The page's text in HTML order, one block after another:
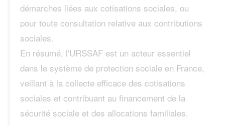
démarches liées aux cotisations sociales, ou
pour toute consultation relative aux contributions
sociales.
En résumé, l'URSSAF est un acteur essentiel
dans le système de protection sociale en France,
veillant à la collecte efficace des cotisations
sociales et contribuant au financement de la
sécurité sociale et des allocations familiales.